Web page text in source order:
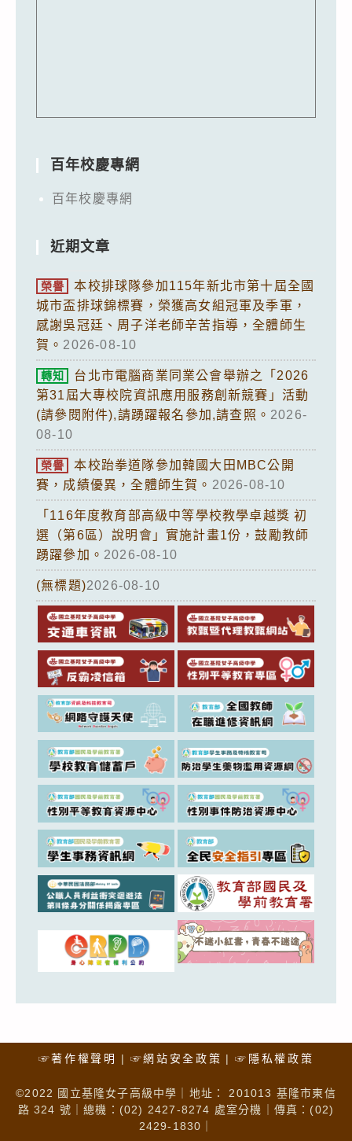
百年校慶專網
百年校慶專網
近期文章
榮譽
本校排球隊參加115年新北市第十屆全國
城市盃排球錦標賽，榮獲高女組冠軍及季軍，
感謝吳冠廷、周子洋老師辛苦指導，全體師生
賀。 2026-08-10
轉知
台北市電腦商業同業公會舉辦之「2026
第31屆大專校院資訊應用服務創新競賽」活動
(請參閱附件),請踴躍報名參加,請查照。 2026-
08-10
榮譽
本校跆拳道隊參加韓國大田MBC公開
賽，成績優異，全體師生賀。 2026-08-10
「116年度教育部高級中等學校教學卓越獎 初
選（第6區）說明會」實施計畫1份，鼓勵教師
踴躍參加。 2026-08-10
(無標題)2026-08-10
☞著作權聲明 ☞網站安全政策 ☞隱私權政策
©2022 國立基隆女子高級中學｜地址： 201013 基隆市東信
路 324 號｜總機：(02) 2427-8274 處室分機｜傳真：(02)
2429-1830｜